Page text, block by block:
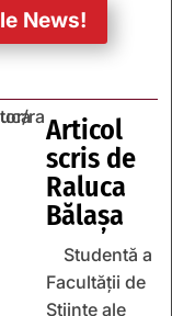
News!
Articol
scris de
Raluca
Bălașa
Studentă a
Facultății de
Științe ale